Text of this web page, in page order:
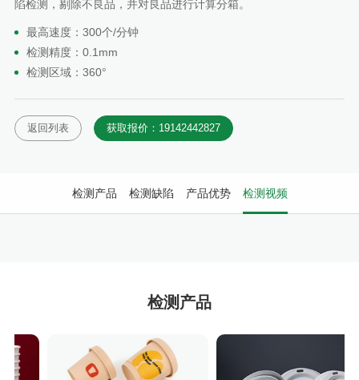
陷检测，剔除不良品，并对良品进行计算分箱。
最高速度：300个/分钟
检测精度：0.1mm
检测区域：360°
返回列表 获取报价：19142442827
检测产品 检测缺陷 产品优势 检测视频
检测产品